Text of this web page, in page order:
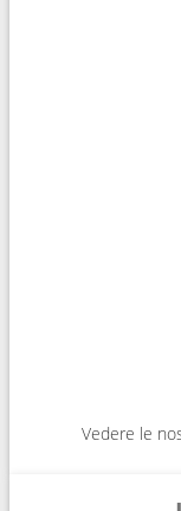
Vedere le